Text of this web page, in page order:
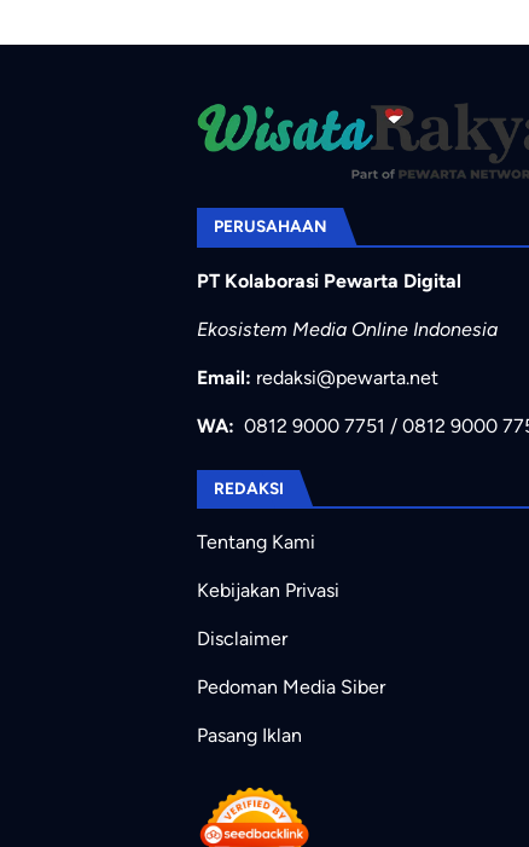
PERUSAHAAN
PT Kolaborasi Pewarta Digital
Ekosistem Media Online Indonesia
Email: redaksi@pewarta.net
WA: 0812 9000 7751 / 0812 9000
REDAKSI
Tentang Kami
Kebijakan Privasi
Disclaimer
Pedoman Media Siber
Pasang Iklan